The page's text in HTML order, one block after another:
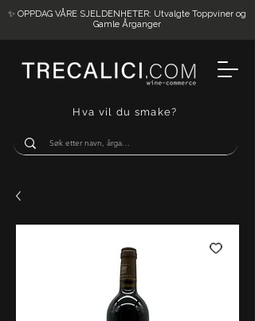
Hva vil du smake?
✨ OPPDAG VÅRE SJELDENHETER: Utvalgte Toppviner og
Gamle Årganger